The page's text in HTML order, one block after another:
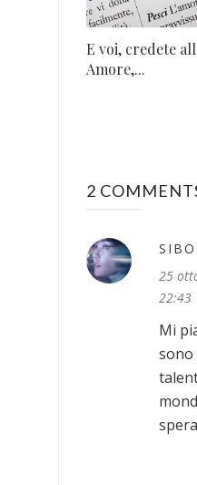
E voi, credete
Amore,...
2
25
22:43
Mi
sono